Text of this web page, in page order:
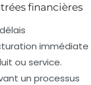
financières
immédiate
ou service.
un processus